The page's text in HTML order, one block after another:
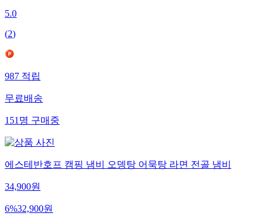
5.0
(2)
987적립
무료배송
151명구매중
에스테반호프 캠핑 냄비 오뎅탕 어묵탕 라면 전골 냄비
34,900원
6%32,900원